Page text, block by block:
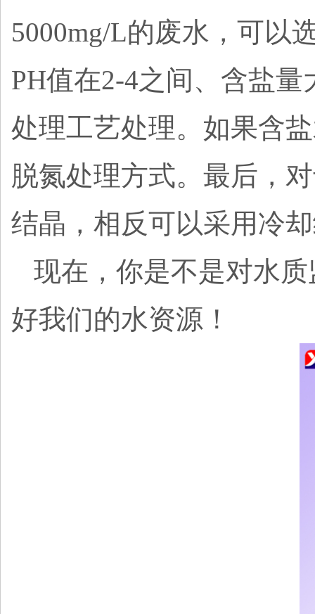
5000mg/L的废水，可以
PH值在2-4之间、含盐
处理工艺处理。如果含
脱氮处理方式。最后，
结晶，相反可以采用冷
现在，你是不是对水
好我们的水资源！